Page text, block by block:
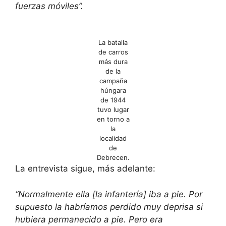
fuerzas móviles”.
La batalla
de carros
más dura
de la
campaña
húngara
de 1944
tuvo lugar
en torno a
la
localidad
de
Debrecen.
La entrevista sigue, más adelante:
“Normalmente ella [la infantería] iba a pie. Por
supuesto la habríamos perdido muy deprisa si
hubiera permanecido a pie. Pero era